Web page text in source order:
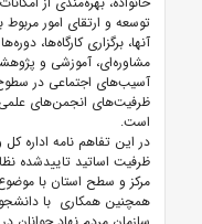
توسعه و ارتقای امور
آنها، برگزاری کارگاه‌ها،
مشاوره‌ای، آموزشی و
آسیب‌های اجتماعی در سطوح
ظرفیت‌های انجمن‌های
است.
در این تفاهم نامه اداره
ظرفیت اساتید تاییدشده
مرکز و سطح استان با موضوع